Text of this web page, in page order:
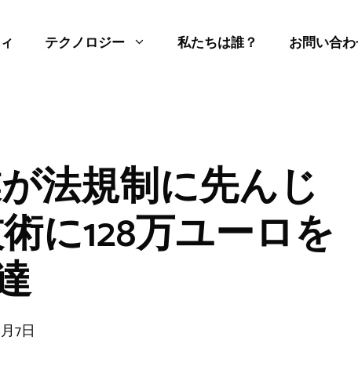
テクノロジー 私たちは誰？ お問い合
法規制に先んじ
に128万ユーロを
7日